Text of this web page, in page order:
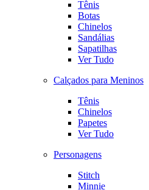
Tênis
Botas
Chinelos
Sandálias
Sapatilhas
Ver Tudo
Calçados para Meninos
Tênis
Chinelos
Papetes
Ver Tudo
Personagens
Stitch
Minnie